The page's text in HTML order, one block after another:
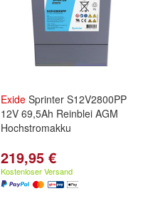
Exide Sprinter S12V2800PP
12V 69,5Ah Reinblei AGM
Hochstromakku
219,95 €
Kostenloser Versand